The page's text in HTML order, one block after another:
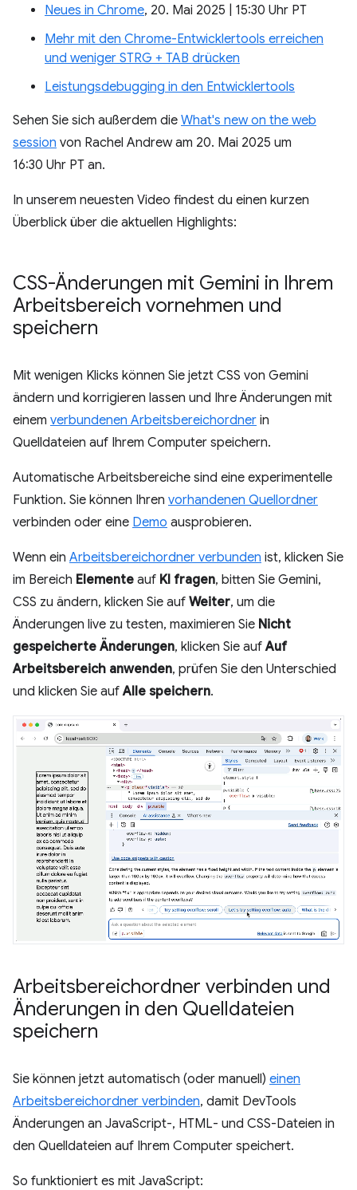
Neues in Chrome, 20. Mai 2025 | 15:30 Uhr PT
Mehr mit den Chrome-Entwicklertools erreichen
und weniger STRG + TAB drücken
Leistungsdebugging in den Entwicklertools
Sehen Sie sich außerdem die What's new on the web
session von Rachel Andrew am 20. Mai 2025 um
16:30 Uhr PT an.
In unserem neuesten Video findest du einen kurzen
Überblick über die aktuellen Highlights:
CSS-Änderungen mit Gemini in Ihrem
Arbeitsbereich vornehmen und
speichern
Mit wenigen Klicks können Sie jetzt CSS von Gemini
ändern und korrigieren lassen und Ihre Änderungen mit
einem verbundenen Arbeitsbereichordner in
Quelldateien auf Ihrem Computer speichern.
Automatische Arbeitsbereiche sind eine experimentelle
Funktion. Sie können Ihren vorhandenen Quellordner
verbinden oder eine Demo ausprobieren.
Wenn ein Arbeitsbereichordner verbunden ist, klicken Sie
im Bereich Elemente auf KI fragen, bitten Sie Gemini,
CSS zu ändern, klicken Sie auf Weiter, um die
Änderungen live zu testen, maximieren Sie Nicht
gespeicherte Änderungen, klicken Sie aufAuf
Arbeitsbereich anwenden, prüfen Sie den Unterschied
und klicken Sie aufAlle speichern.
Arbeitsbereichordner verbinden und
Änderungen in den Quelldateien
speichern
Sie können jetzt automatisch (oder manuell) einen
Arbeitsbereichordner verbinden, damit DevTools
Änderungen an JavaScript-, HTML- und CSS-Dateien in
den Quelldateien auf Ihrem Computer speichert.
So funktioniert es mit JavaScript: